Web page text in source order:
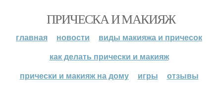
ПРИЧЕСКА И МАКИЯЖ
главная новости
виды макияжа и причесок
как делать прически и макияж
прически и макияж на дому
игры отзывы